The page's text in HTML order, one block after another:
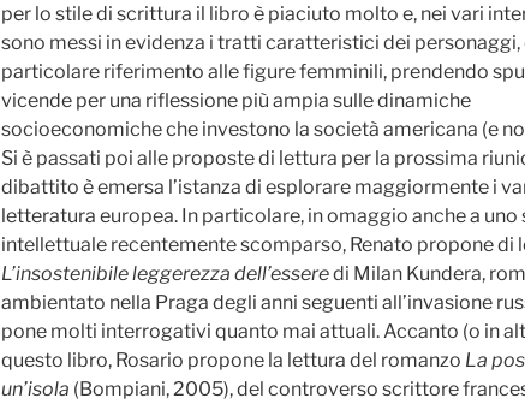
per lo stile di scrittura il libro è piaciuto molto e, nei vari
sono messi in evidenza i tratti caratteristici dei personaggi,
particolare riferimento alle figure femminili, prendendo
vicende per una riflessione più ampia sulle dinamiche
socioeconomiche che investono la società americana (e
Si è passati poi alle proposte di lettura per la prossima
dibattito è emersa l’istanza di esplorare maggiormente i
letteratura europea. In particolare, in omaggio anche a
intellettuale recentemente scomparso, Renato propone di
L’insostenibile leggerezza dell’esseredi Milan Kundera,
ambientato nella Praga degli anni seguenti all’invasione
pone molti interrogativi quanto mai attuali. Accanto (o in
questo libro, Rosario propone la lettura del romanzo La
un’isola (Bompiani, 2005), del controverso scrittore